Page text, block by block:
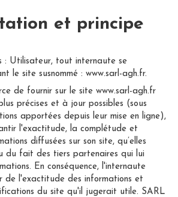
et principe
: Utilisateur, tout internaute se
le site susnommé : www.sarl-agh.fr.
de fournir sur le site www.sarl-agh.fr
précises et à jour possibles (sous
apportées depuis leur mise en ligne),
l'exactitude, la complétude et
diffusées sur son site, qu’elles
du fait des tiers partenaires qui lui
En conséquence, l'internaute
de l'exactitude des informations et
du site qu'il jugerait utile. SARL